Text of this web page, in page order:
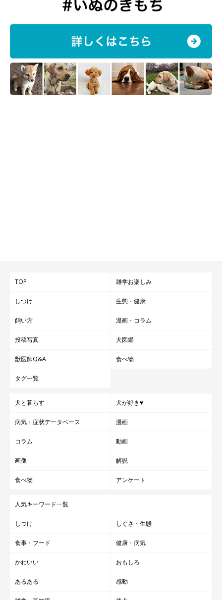
TOP 雑学お楽しみ
しつけ 生態・健康
飼い方 漫画・コラム
投稿写真 犬図鑑
獣医師Q&A 食べ物
タグ一覧
犬と暮らす 犬が好き♥
病気・症状データベース 漫画
コラム 動画
画像 解説
食べ物 アンケート
人気キーワード一覧
しつけ しぐさ・生態
食事・フード 健康・病気
かわいい おもしろ
あるある 感動